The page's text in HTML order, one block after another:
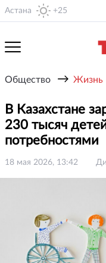
Астана +25
Общество → Жизнь
В Казахстане
230 тысяч
потребностями
18 мая 2026, 13:42